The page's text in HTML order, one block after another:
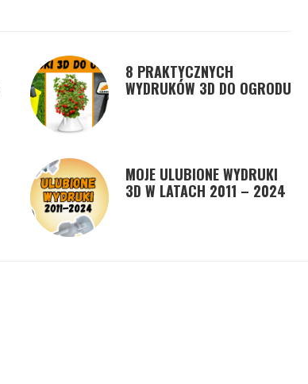
8 PRAKTYCZNYCH
WYDRUKÓW 3D DO OGRODU
MOJE ULUBIONE WYDRUKI
3D W LATACH 2011 – 2024